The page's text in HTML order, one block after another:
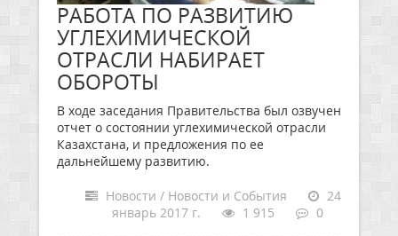
РАБОТА ПО РАЗВИТИЮ
УГЛЕХИМИЧЕСКОЙ
ОТРАСЛИ НАБИРАЕТ
ОБОРОТЫ
В ходе заседания Правительства был озвучен
отчет о состоянии углехимической отрасли
Казахстана, и предложения по ее
дальнейшему развитию.
Новости / Новости и События
24
январь 2017 г.
1 915 0